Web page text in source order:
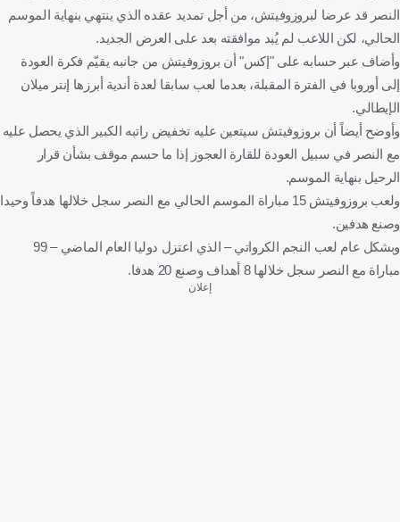
النصر قد عرضا لبروزوفيتش، من أجل تمديد عقده الذي ينتهي بنهاية الموسم
الحالي، لكن اللاعب لم يُبد موافقته بعد على العرض الجديد.
وأضاف عبر حسابه على "إكس" أن بروزوفيتش من جانبه يقيّم فكرة العودة
إلى أوروبا في الفترة المقبلة، بعدما لعب سابقا لعدة أندية أبرزها إنتر ميلان
الإيطالي.
وأوضح أيضاً أن بروزوفيتش سيتعين عليه تخفيض راتبه الكبير الذي يحصل عليه
مع النصر في سبيل العودة للقارة العجوز إذا ما حسم موقف بشأن قرار
الرحيل بنهاية الموسم.
ولعب بروزوفيتش 15 مباراة الموسم الحالي مع النصر سجل خلالها هدفاً وحيدا
وصنع هدفين.
وبشكل عام لعب النجم الكرواتي – الذي اعتزل دوليا العام الماضي – 99
مباراة مع النصر سجل خلالها 8 أهداف وصنع 20 هدفا.
إعلان